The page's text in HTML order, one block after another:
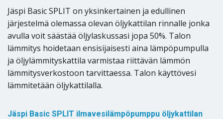
Jäspi Basic SPLIT on yksinkertainen ja edullinen
järjestelmä olemassa olevan öljykattilan rinnalle jonka
avulla voit säästää öljylaskussasi jopa 50%. Talon
lämmitys hoidetaan ensisijaisesti aina lämpöpumpulla
ja öljylämmityskattila varmistaa riittävän lämmön
lämmitysverkostoon tarvittaessa. Talon käyttövesi
lämmitetään öljykattilalla.
Jäspi Basic SPLIT ilmavesilämpöpumppu öljykattilan